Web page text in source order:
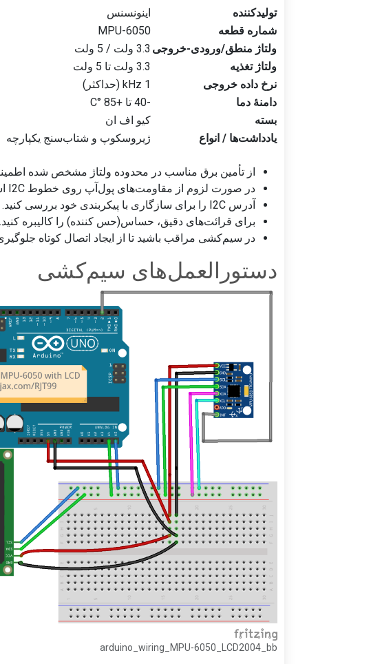
تولیدکننده
اینونسنس
شماره قطعه
MPU-6050
ولتاژ منطق/ورودی-خروجی 3.3 ولت / 5 ولت
ولتاژ تغذیه
3.3 ولت تا 5 ولت
نرخ داده خروجی
1 kHz (حداکثر)
دامنهٔ دما
-40 تا +85 °C
بسته
کیو اف ان
یادداشت‌ها / انواع
ژیروسکوپ و شتاب‌سنج یکپارچه
از تأمین برق مناسب در محدوده ولتاژ مشخص شده
در صورت لزوم از مقاومت‌های پول‌آپ روی خطوط I2C استفاده کنید.
آدرس I2C را برای سازگاری با پیکربندی خود بررسی کنید.
برای قرائت‌های دقیق، حساس(حس کننده) را کالیبره کنید.
در سیم‌کشی مراقب باشید تا از ایجاد اتصال کوتاه
دستورالعمل‌های سیم‌کشی
arduino_wiring_MPU-6050_LCD2004_bb